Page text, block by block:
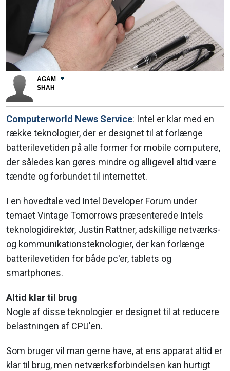
AGAM
SHAH
Computerworld News Service: Intel er klar med en
række teknologier, der er designet til at forlænge
batterilevetiden på alle former for mobile computere,
der således kan gøres mindre og alligevel altid være
tændte og forbundet til internettet.
I en hovedtale ved Intel Developer Forum under
temaet Vintage Tomorrows præsenterede Intels
teknologidirektør, Justin Rattner, adskillige netværks-
og kommunikationsteknologier, der kan forlænge
batterilevetiden for både pc'er, tablets og
smartphones.
Altid klar til brug
Nogle af disse teknologier er designet til at reducere
belastningen af CPU'en.
Som bruger vil man gerne have, at ens apparat altid er
klar til brug, men netværksforbindelsen kan hurtigt